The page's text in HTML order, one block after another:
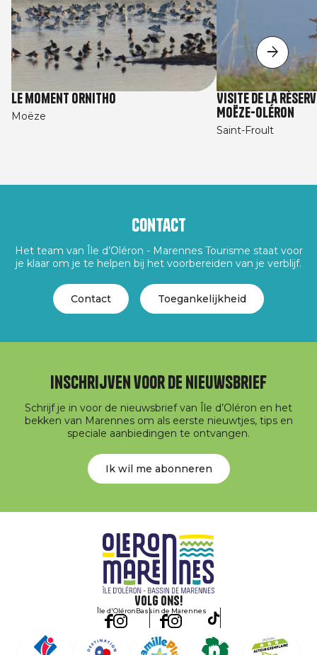
Le moment ornitho
Moëze
Visite de la
Moëze-Oléron
Saint-Froult
Contact
Het team van Île d’Oléron - Marennes Tourisme staat voor
je klaar om je te helpen bij het voorbereiden van je verblijf.
Contact Toegankelijkheid
Inschrijven voor de nieuwsbrief
Schrijf je in voor de nieuwsbrief van Île d’Oléron en het
bekken van Marennes om als eerste nieuwtjes, tips en
speciale aanbiedingen te ontvangen.
Ik wil me abonneren
Volg ons!
Île d'OléronBassin de Marennes